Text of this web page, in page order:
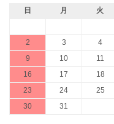
日 月 火
2
3 4
9
10 11
16
17 18
23
24 25
30
31